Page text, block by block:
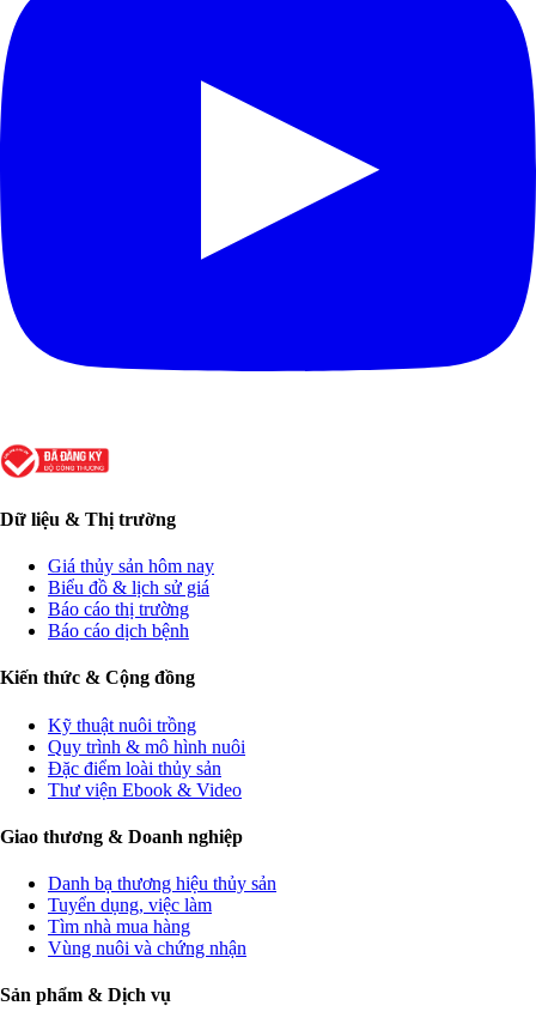
Dữ liệu & Thị trường
Giá thủy sản hôm nay
Biểu đồ & lịch sử giá
Báo cáo thị trường
Báo cáo dịch bệnh
Kiến thức & Cộng đồng
Kỹ thuật nuôi trồng
Quy trình & mô hình nuôi
Đặc điểm loài thủy sản
Thư viện Ebook & Video
Giao thương & Doanh nghiệp
Danh bạ thương hiệu thủy sản
Tuyển dụng, việc làm
Tìm nhà mua hàng
Vùng nuôi và chứng nhận
Sản phẩm & Dịch vụ